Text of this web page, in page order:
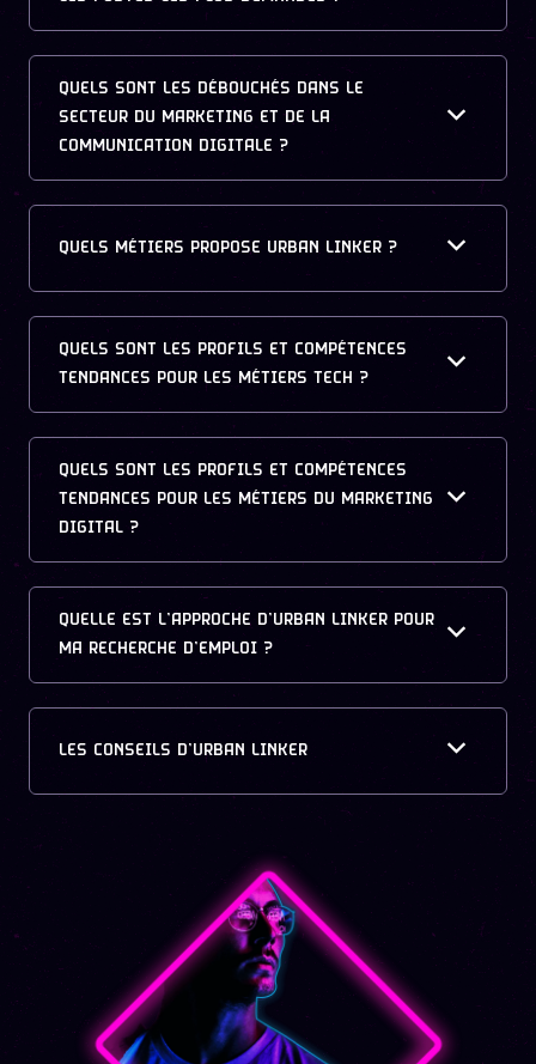
QUELS SONT LES DÉBOUCHÉS DANS LE
SECTEUR DU MARKETING ET DE LA
COMMUNICATION DIGITALE ?
QUELS MÉTIERS PROPOSE URBAN LINKER ?
QUELS SONT LES PROFILS ET COMPÉTENCES
TENDANCES POUR LES MÉTIERS TECH ?
QUELS SONT LES PROFILS ET COMPÉTENCES
TENDANCES POUR LES MÉTIERS DU MARKETING
DIGITAL ?
QUELLE EST L’APPROCHE D’URBAN LINKER POUR
MA RECHERCHE D’EMPLOI ?
LES CONSEILS D’URBAN LINKER